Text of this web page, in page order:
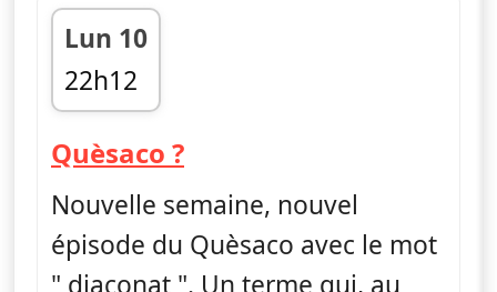
Lun 10
22h12
fin 22h20
Quèsaco ?— Quèsaco ?
Nouvelle semaine, nouvel
épisode du Quèsaco avec le mot
" diaconat ". Un terme qui, au